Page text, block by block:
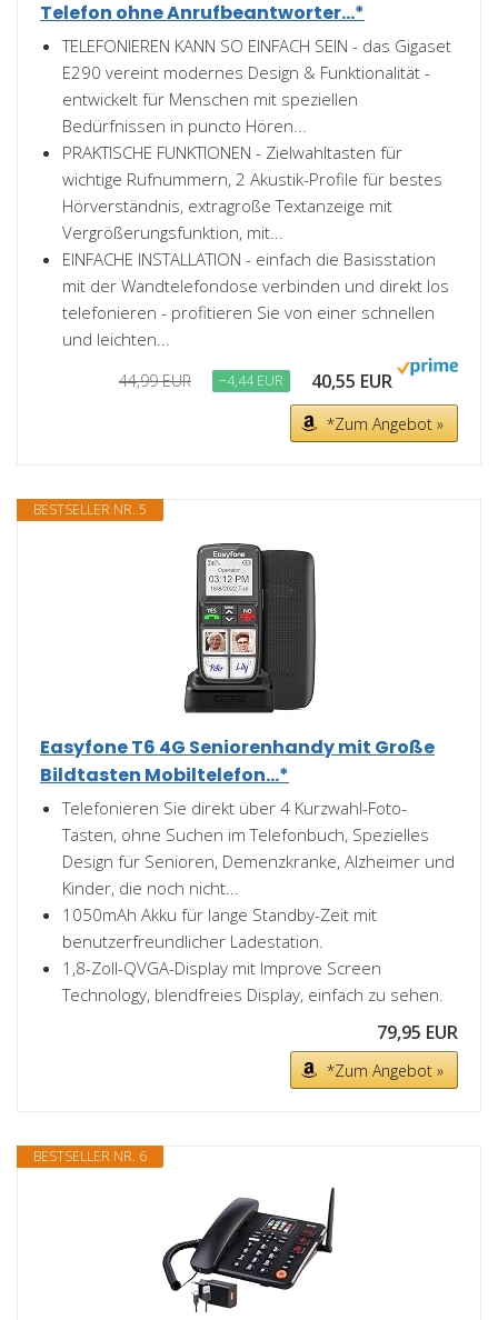
Telefon ohne Anrufbeantworter...*
TELEFONIEREN KANN SO EINFACH SEIN - das Gigaset
E290 vereint modernes Design & Funktionalität -
entwickelt für Menschen mit speziellen
Bedürfnissen in puncto Hören...
PRAKTISCHE FUNKTIONEN - Zielwahltasten für
wichtige Rufnummern, 2 Akustik-Profile für bestes
Hörverständnis, extragroße Textanzeige mit
Vergrößerungsfunktion, mit...
EINFACHE INSTALLATION - einfach die Basisstation
mit der Wandtelefondose verbinden und direkt los
telefonieren - profitieren Sie von einer schnellen
und leichten...
44,99 EUR −4,44 EUR 40,55 EUR
*Zum Angebot »
BESTSELLER NR. 5
Easyfone T6 4G Seniorenhandy mit Große
Bildtasten Mobiltelefon...*
Telefonieren Sie direkt über 4 Kurzwahl-Foto-
Tasten, ohne Suchen im Telefonbuch, Spezielles
Design für Senioren, Demenzkranke, Alzheimer und
Kinder, die noch nicht...
1050mAh Akku für lange Standby-Zeit mit
benutzerfreundlicher Ladestation.
1,8-Zoll-QVGA-Display mit Improve Screen
Technology, blendfreies Display, einfach zu sehen.
79,95 EUR
*Zum Angebot »
BESTSELLER NR. 6